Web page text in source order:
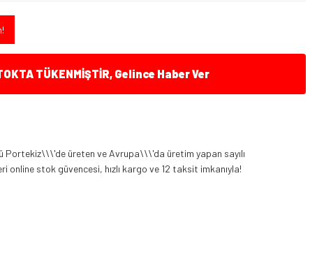
TÜKENMİŞTİR, Gelince Haber Ver
Portekiz\\\'de üreten ve Avrupa\\\'da üretim yapan sayılı
online stok güvencesi, hızlı kargo ve 12 taksit imkanıyla!